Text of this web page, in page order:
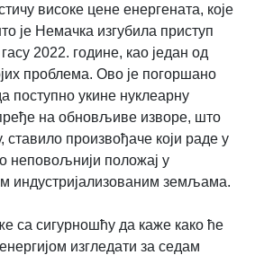
високе цене енергената, које
је Немачка изгубила приступ
2022. године, као један од
проблема. Ово је погоршано
поступно укине нуклеарну
на обновљиве изворе, што
ставило произвођаче који раде у
неповољнији положај у
индустријализованим земљама.
са сигурношћу да каже како ће
изгледати за седам